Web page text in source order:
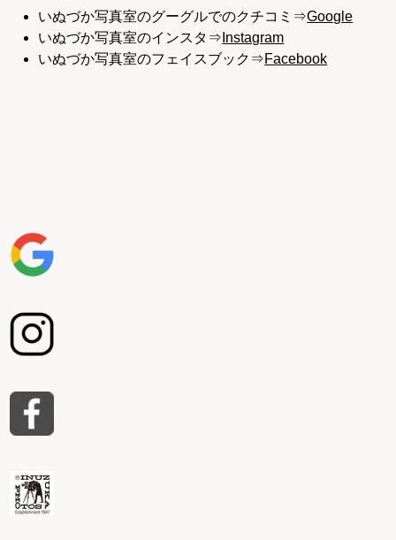
いぬづか写真室のグーグルでのクチコミ⇒Google
いぬづか写真室のインスタ⇒ Instagram
いぬづか写真室のフェイスブック⇒Facebook